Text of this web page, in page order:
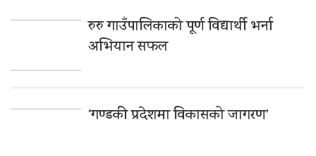
रुरु गाउँपालिकाको पूर्ण विद्यार्थी भर्ना
अभियान सफल
‘गण्डकी प्रदेशमा विकासको जागरण’